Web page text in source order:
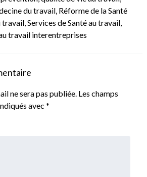
du travail, Réforme de la Santé
travail, Services de Santé au travail,
travail interentreprises
ne sera pas publiée. Les champs
avec *